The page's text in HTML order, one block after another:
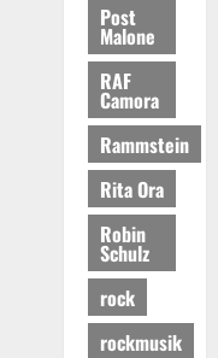
Post
Malone
RAF
Camora
Rammstein
Rita Ora
Robin
Schulz
rock
rockmusik